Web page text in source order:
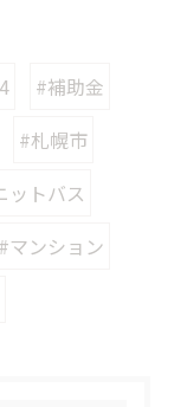
#補助金
#札幌市
ットバス
#マンション